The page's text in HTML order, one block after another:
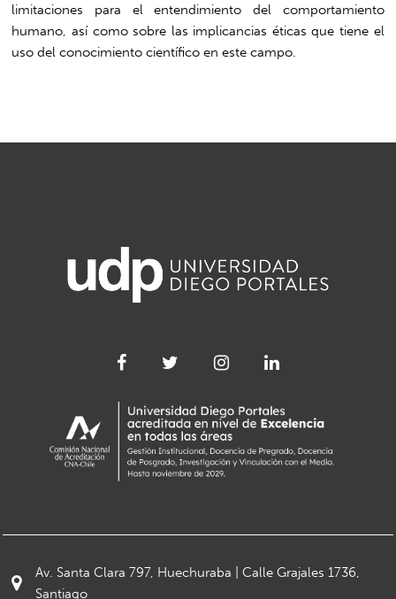
limitaciones para el entendimiento del comportamiento
humano, así como sobre las implicancias éticas que tiene el
uso del conocimiento científico en este campo.
Av. Santa Clara 797, Huechuraba | Calle Grajales 1736,
Santiago